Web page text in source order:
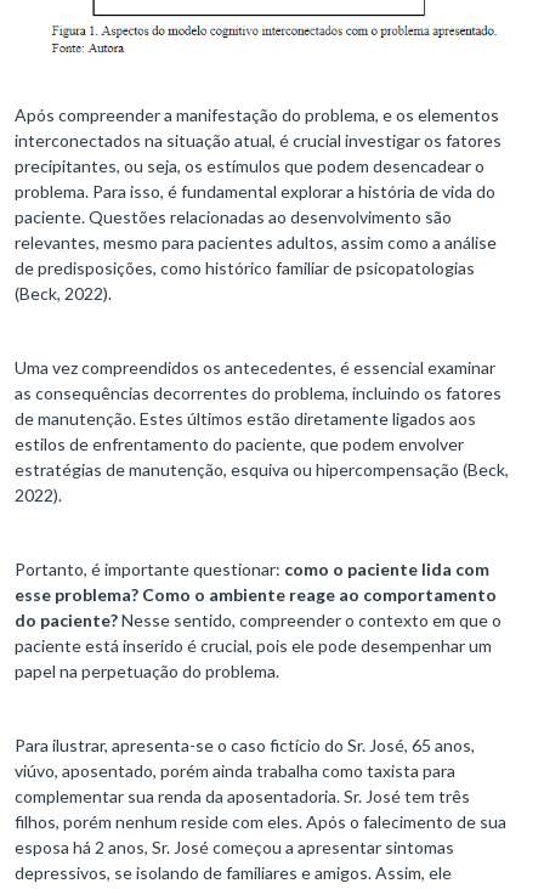
Após compreender a manifestação do problema, e os elementos
interconectados na situação atual, é crucial investigar os fatores
precipitantes, ou seja, os estímulos que podem desencadear o
problema. Para isso, é fundamental explorar a história de vida do
paciente. Questões relacionadas ao desenvolvimento são
relevantes, mesmo para pacientes adultos, assim como a análise
de predisposições, como histórico familiar de psicopatologias
(Beck, 2022).
Uma vez compreendidos os antecedentes, é essencial examinar
as consequências decorrentes do problema, incluindo os fatores
de manutenção. Estes últimos estão diretamente ligados aos
estilos de enfrentamento do paciente, que podem envolver
estratégias de manutenção, esquiva ou hipercompensação (Beck,
2022).
Portanto, é importante questionar: como o paciente lida com
esse problema? Como o ambiente reage ao comportamento
do paciente?Nesse sentido, compreender o contexto em que o
paciente está inserido é crucial, pois ele pode desempenhar um
papel na perpetuação do problema.
Para ilustrar, apresenta-se o caso fictício do Sr. José, 65 anos,
viúvo, aposentado, porém ainda trabalha como taxista para
complementar sua renda da aposentadoria. Sr. José tem três
filhos, porém nenhum reside com eles. Após o falecimento de sua
esposa há 2 anos, Sr. José começou a apresentar sintomas
depressivos, se isolando de familiares e amigos. Assim, ele